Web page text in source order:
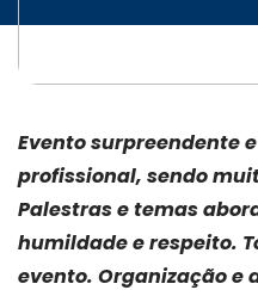
Evento surpreendente
profissional, sendo
Palestras e temas
humildade e respeito.
evento. Organização e